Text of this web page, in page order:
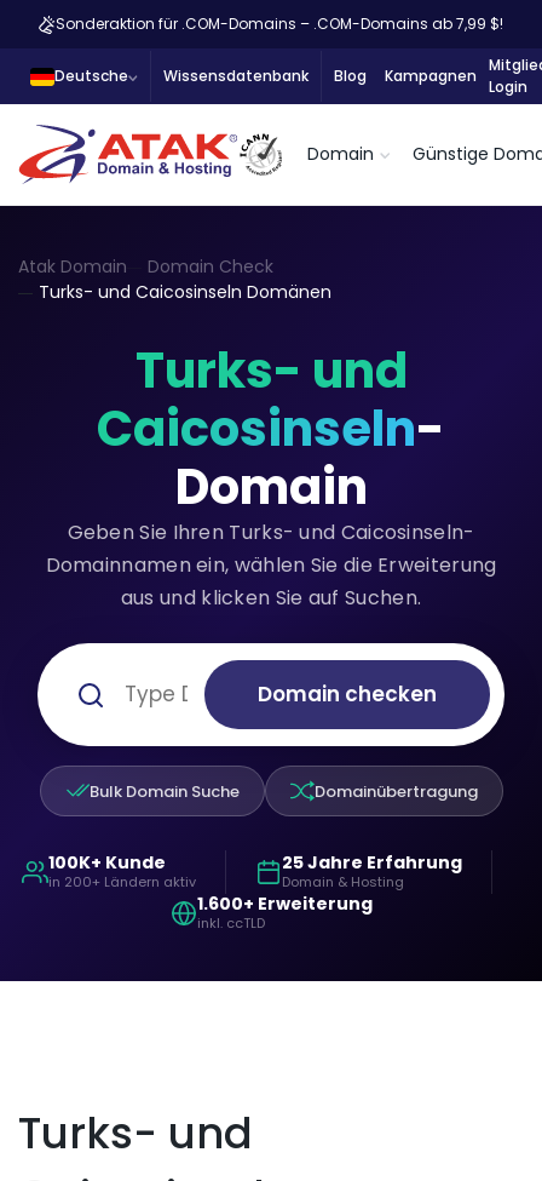
Sonderaktion für .COM-Domains – .COM-Domains ab 7,99 $!
Deutsche Wissensdatenbank Blog Kampagnen
Login
Domain Günstige
Atak Domain
Domain Check
Turks- und Caicosinseln Domänen
Turks- und
Caicosinseln-
Domain
Geben Sie Ihren Turks- und Caicosinseln-
Domainnamen ein, wählen Sie die Erweiterung
aus und klicken Sie auf Suchen.
Domain checken
Bulk Domain Suche Domainübertragung
100K+ Kunde
in 200+ Ländern aktiv
25 Jahre Erfahrung
Domain & Hosting
1.600+ Erweiterung
inkl. ccTLD
Turks- und